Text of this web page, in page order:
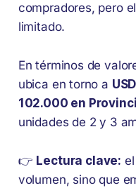
compradores, pero
limitado.
En términos de
ubica en torno a
102.000 en
unidades de 2 y 3
👉 Lectura clave:
volumen, sino que